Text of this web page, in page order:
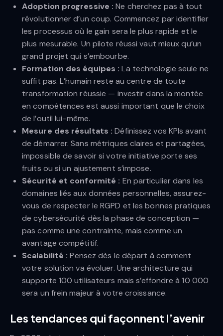
Adoption progressive : Ne cherchez pas à tout
révolutionner d’un coup. Commencez par identifier
les processus où le gain sera le plus rapide et le
plus mesurable. Un pilote réussi vaut mieux qu’un
grand projet qui s’embourbe.
Formation des équipes : La technologie seule ne
suffit pas. L’humain reste au centre de toute
transformation réussie — investir dans la montée
en compétences est aussi important que le choix
de l’outil lui-même.
Mesure des résultats : Définissez vos KPIs avant
de démarrer. Sans métriques claires et partagées,
impossible de savoir si votre initiative porte ses
fruits ou si un ajustement s’impose.
Sécurité et conformité : En particulier dans les
domaines liés aux données personnelles, assurez-
vous de respecter le RGPD et les bonnes pratiques
de cybersécurité dès la phase de conception —
pas comme une contrainte, mais comme un
avantage compétitif.
Scalabilité : Pensez dès le départ à comment
votre solution va évoluer. Une architecture qui
supporte 100 utilisateurs mais s’effondre à 10 000
sera un frein majeur à votre croissance.
Les tendances qui façonnent l’avenir